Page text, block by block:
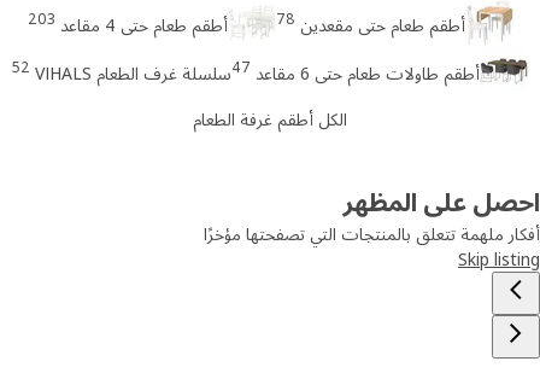
أطقم طعام حتى مقعدين 78 أطقم طعام حتى 4 مقاعد 203
أطقم طاولات طعام حتى 6 مقاعد 47 سلسلة غرف الطعام VIHALS 52
الكل أطقم غرفة الطعام
على المظهر
ملهمة تتعلق بالمنتجات التي تصفحتها مؤخرًا
Skip